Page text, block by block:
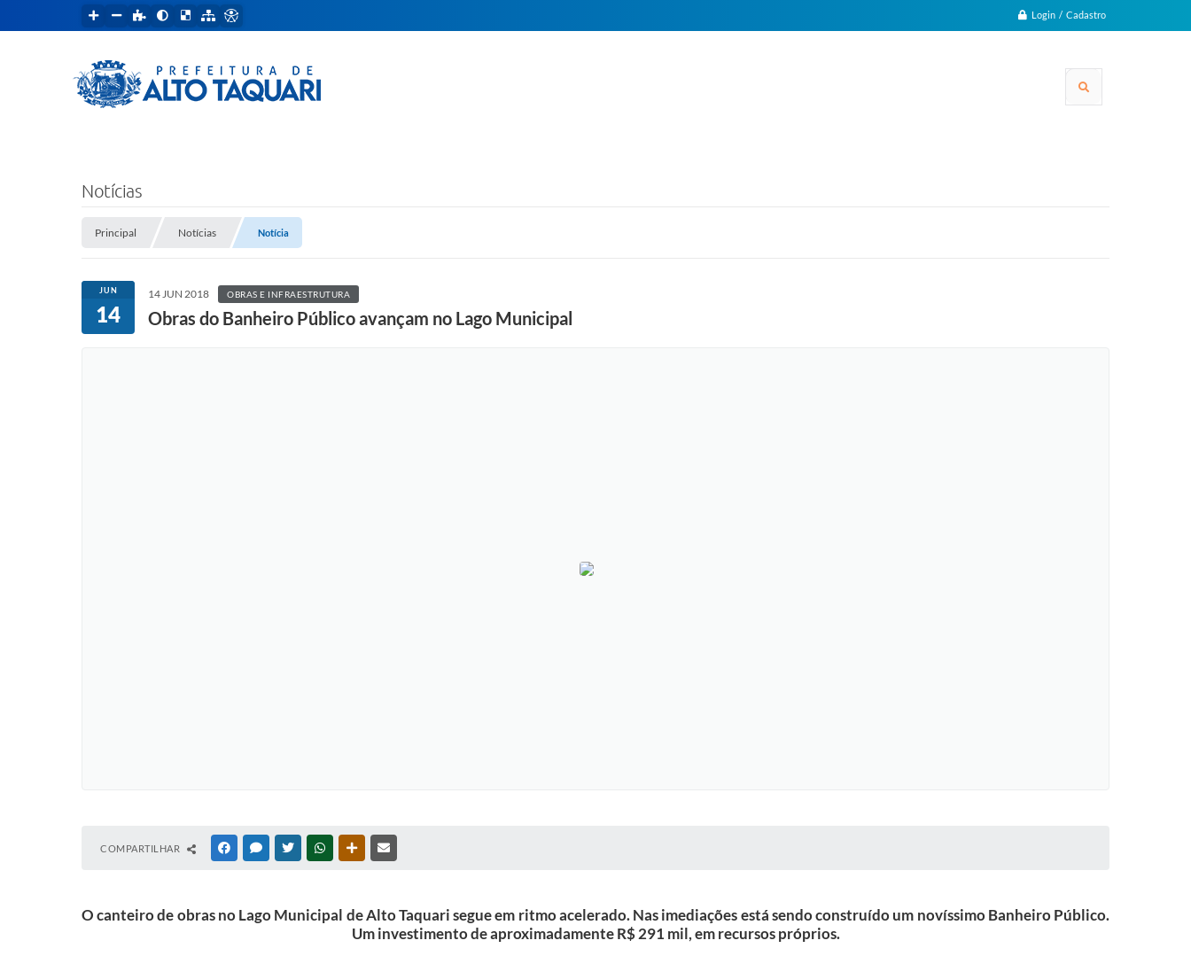
Login / Cadastro
Notícias
Principal Notícias Notícia
JUN
14
14 JUN 2018 OBRAS E INFRAESTRUTURA
Obras do Banheiro Público avançam no Lago Municipal
COMPARTILHAR FACEBOOKMESSENGER
TWITTERWHATSAPPOUTRAS MÍDIAS
O canteiro de obras no Lago Municipal de Alto Taquari segue em ritmo acelerado. Nas imediações está sendo construído um novíssimo Banheiro Público.
Um investimento de aproximadamente R$ 291 mil, em recursos próprios.